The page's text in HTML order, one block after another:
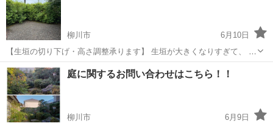
そんなお悩みをお手...
柳川市
6月10日
【生垣の切り下げ・高さ調整承ります】 生垣が大きくなりすぎて、 ・
見通しが悪い ・風通しが悪くなった ・管理が大変 ・道路や隣地には
み出している といったお悩みはありませんか？ 生垣の高さを適切に調
福岡 柳川市 植木/庭木植え替え
庭に関するお問い合わせはこちら！！
柳川市
6月9日